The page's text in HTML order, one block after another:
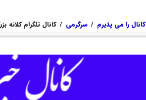
کانال را می پذیرم / سرگرمی / کانال تلگرام کلاته